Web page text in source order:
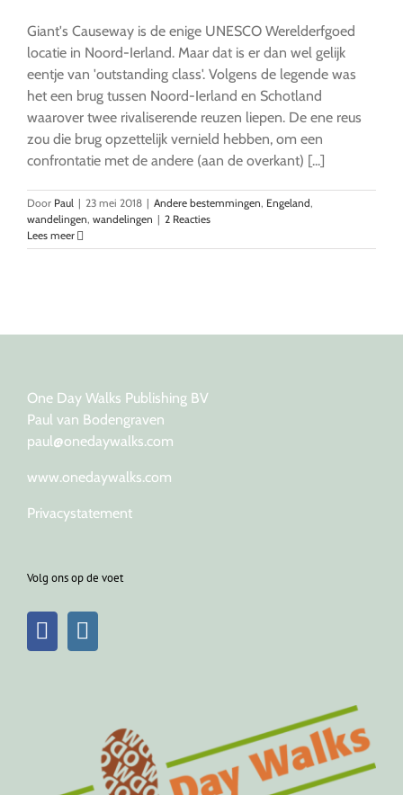
Giant's Causeway is de enige UNESCO Werelderfgoed
locatie in Noord-Ierland. Maar dat is er dan wel gelijk
eentje van 'outstanding class'. Volgens de legende was
het een brug tussen Noord-Ierland en Schotland
waarover twee rivaliserende reuzen liepen. De ene reus
zou die brug opzettelijk vernield hebben, om een
confrontatie met de andere (aan de overkant) [...]
Door Paul | 23 mei 2018 | Andere bestemmingen, Engeland,
wandelingen, wandelingen | 2 Reacties
Lees meer
One Day Walks Publishing BV
Paul van Bodengraven
paul@onedaywalks.com
www.onedaywalks.com
Privacystatement
Volg ons op de voet